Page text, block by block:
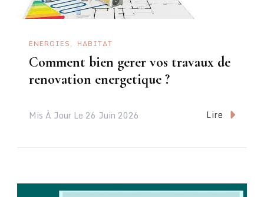
ENERGIES HABITAT
Comment bien gerer vos travaux de
renovation energetique ?
Mis À Jour Le 26 Juin 2026 Lire